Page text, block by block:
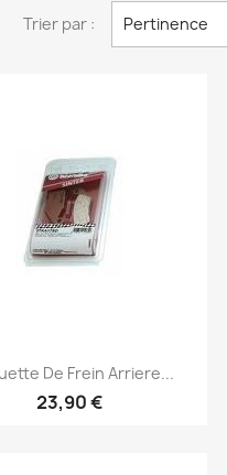
Trier par : Pertinence
De Frein Arriere...
23,90 €
Aperçu rapide